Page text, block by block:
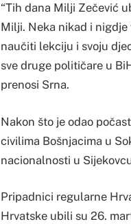
“Tih dana Milji Zečević
Milji. Neka nikad i nigdje
naučiti lekciju i svoju
sve druge političare u
prenosi Srna.
Nakon što je odao
civilima Bošnjacima u
nacionalnosti u
Pripadnici regularne
Hrvatske ubili su 26.